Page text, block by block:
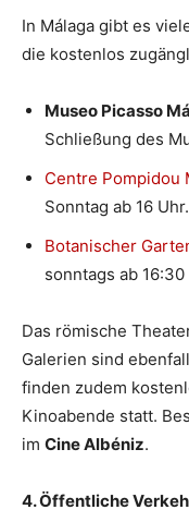
In Málaga gibt es
die kostenlos
Museo Picasso
Schließung des
Centre Pompidou
Sonntag ab 16 Uhr.
Botanischer
sonntags ab
Das römische
Galerien sind
finden zudem
Kinoabende statt.
im Cine Albéniz.
4. Öffentliche